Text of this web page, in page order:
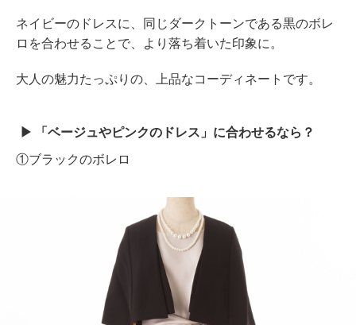
ネイビーのドレスに、同じダークトーンである黒のボレ
ロを合わせることで、より落ち着いた印象に。
大人の魅力たっぷりの、上品なコーディネートです。
「ベージュやピンクのドレス」に合わせるなら？
①ブラックのボレロ